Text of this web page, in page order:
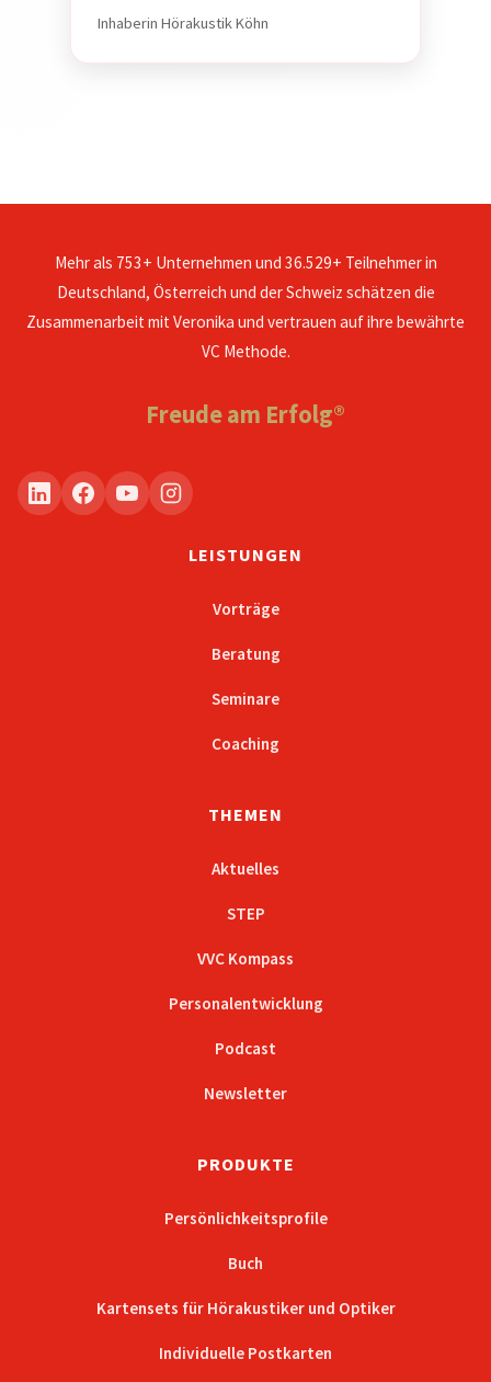
Inhaberin Hörakustik Köhn
Mehr als 753+ Unternehmen und 36.529+ Teilnehmer in
Deutschland, Österreich und der Schweiz schätzen die
Zusammenarbeit mit Veronika und vertrauen auf ihre bewährte
VC Methode.
Freude am Erfolg®
LEISTUNGEN
Vorträge
Beratung
Seminare
Coaching
THEMEN
Aktuelles
STEP
VVC Kompass
Personalentwicklung
Podcast
Newsletter
PRODUKTE
Persönlichkeitsprofile
Buch
Kartensets für Hörakustiker und Optiker
Individuelle Postkarten